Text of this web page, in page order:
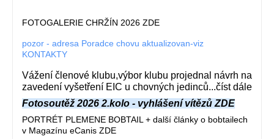
FOTOGALERIE CHRŽÍN 2026 ZDE
pozor - adresa Poradce chovu aktualizovan-viz
KONTAKTY
Vážení členové klubu,výbor klubu projednal návrh na
zavedení vyšetření EIC u chovných jedinců...číst dále
Fotosoutěž 2026 2.kolo - vyhlášení vítězů ZDE
PORTRÉT PLEMENE BOBTAIL + další články o bobtailech
v Magazínu eCanis ZDE